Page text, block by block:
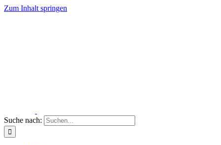
Zum Inhalt springen
Suche nach: